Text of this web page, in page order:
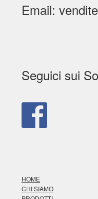
Email:
Seguici sui
HOME
CHI SIAMO